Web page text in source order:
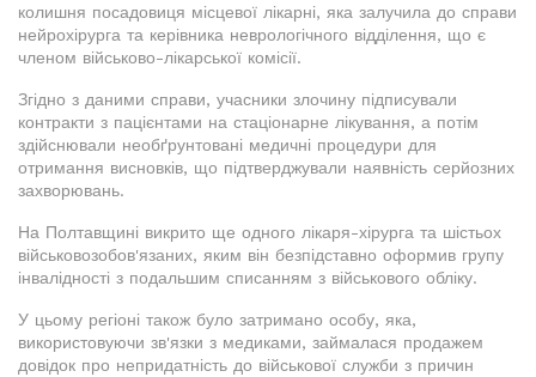
колишня посадовиця місцевої лікарні, яка залучила до справи
нейрохірурга та керівника неврологічного відділення, що є
членом військово-лікарської комісії.
Згідно з даними справи, учасники злочину підписували
контракти з пацієнтами на стаціонарне лікування, а потім
здійснювали необґрунтовані медичні процедури для
отримання висновків, що підтверджували наявність серйозних
захворювань.
На Полтавщині викрито ще одного лікаря-хірурга та шістьох
військовозобов'язаних, яким він безпідставно оформив групу
інвалідності з подальшим списанням з військового обліку.
У цьому регіоні також було затримано особу, яка,
використовуючи зв'язки з медиками, займалася продажем
довідок про непридатність до військової служби з причин